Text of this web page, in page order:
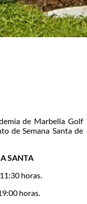
de Marbella Golf
de Semana Santa de
SANTA
horas.
horas.